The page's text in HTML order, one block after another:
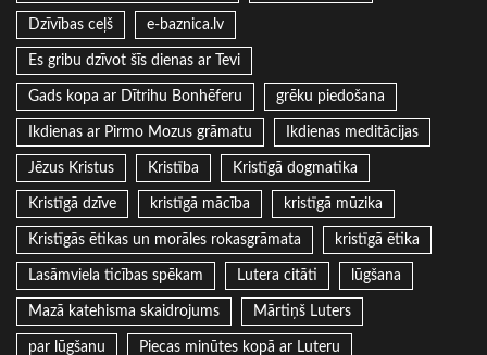
Dzīvības ceļš e-baznica.lv
Es gribu dzīvot šīs dienas ar Tevi
Gads kopa ar Dītrihu Bonhēferu grēku piedošana
Ikdienas ar Pirmo Mozus grāmatu Ikdienas meditācijas
Jēzus Kristus Kristība Kristīgā dogmatika
Kristīgā dzīve kristīgā mācība kristīgā mūzika
Kristīgās ētikas un morāles rokasgrāmata kristīgā ētika
Lasāmviela ticības spēkam Lutera citāti lūgšana
Mazā katehisma skaidrojums Mārtiņš Luters
par lūgšanu Piecas minūtes kopā ar Luteru